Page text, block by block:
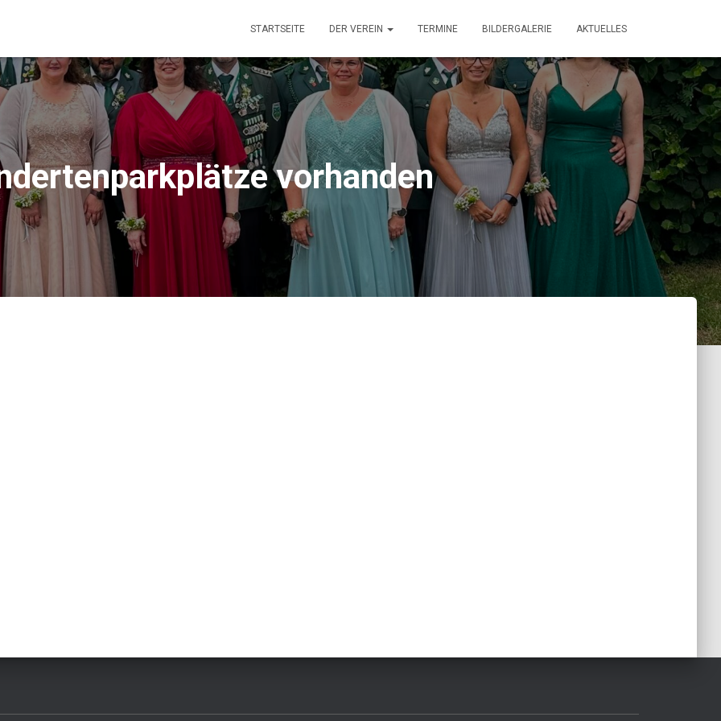
STARTSEITE DER VEREIN TERMINE BILDERGALERIE AKTUELLES
vorhanden